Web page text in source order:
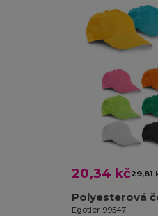
20,34 kč29,81
Polyesterová
Egotier 99547